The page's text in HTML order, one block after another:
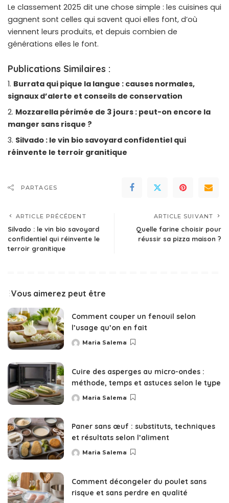
Le classement 2025 dit une chose simple : les cuisines qui
gagnent sont celles qui savent quoi elles font, d’où
viennent leurs produits, et depuis combien de
générations elles le font.
Publications Similaires :
Burrata qui pique la langue : causes normales,
signaux d’alerte et conseils de conservation
Mozzarella périmée de 3 jours : peut-on encore la
manger sans risque ?
Silvado : le vin bio savoyard confidentiel qui
réinvente le terroir granitique
PARTAGES
ARTICLE PRÉCÉDENT
Silvado : le vin bio savoyard
confidentiel qui réinvente le
terroir granitique
ARTICLE SUIVANT
Quelle farine choisir pour
réussir sa pizza maison ?
Vous aimerez peut être
Comment couper un fenouil selon
l’usage qu’on en fait
Posted
Maria Salema
Cuire des asperges au micro-ondes :
méthode, temps et astuces selon le type
Posted
Maria Salema
Paner sans œuf : substituts, techniques
et résultats selon l’aliment
Posted
Maria Salema
Comment décongeler du poulet sans
risque et sans perdre en qualité